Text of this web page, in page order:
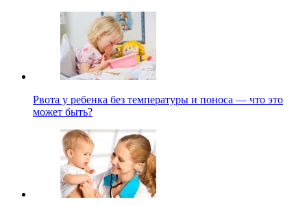
Рвота у ребенка без температуры и поноса — что это
может быть?